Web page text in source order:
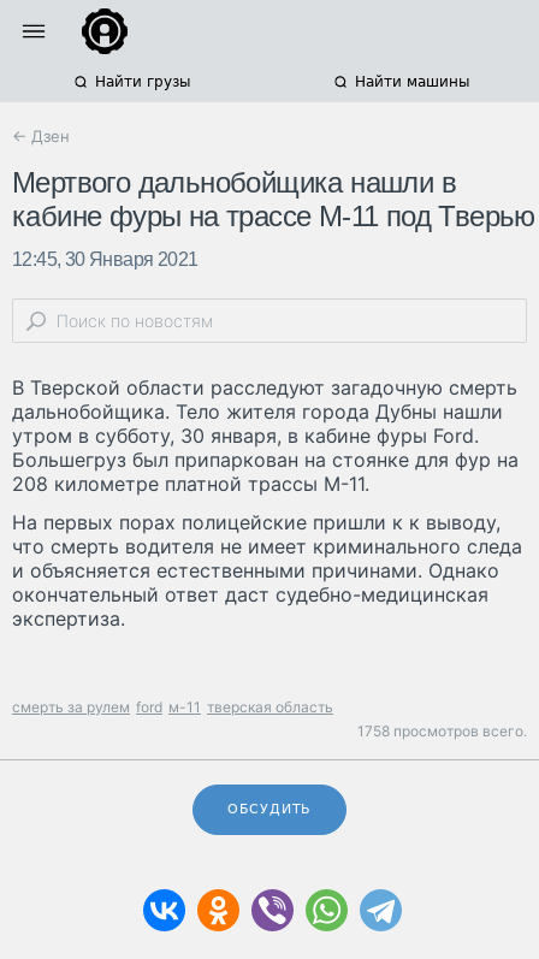
Найти грузы Найти машины
← Дзен
Мертвого дальнобойщика нашли в
кабине фуры на трассе М-11 под Тверью
12:45, 30 Января 2021
В Тверской области расследуют загадочную смерть
дальнобойщика. Тело жителя города Дубны нашли
утром в субботу, 30 января, в кабине фуры Ford.
Большегруз был припаркован на стоянке для фур на
208 километре платной трассы М-11.
На первых порах полицейские пришли к к выводу,
что смерть водителя не имеет криминального следа
и объясняется естественными причинами. Однако
окончательный ответ даст судебно-медицинская
экспертиза.
смерть за рулем ford м-11 тверская область
1758 просмотров всего.
ОБСУДИТЬ